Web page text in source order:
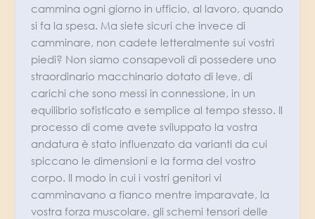
cammina ogni giorno in ufficio, al lavoro, quando
si fa la spesa. Ma siete sicuri che invece di
camminare, non cadete letteralmente sui vostri
piedi? Non siamo consapevoli di possedere uno
straordinario macchinario dotato di leve, di
carichi che sono messi in connessione, in un
equilibrio sofisticato e semplice al tempo stesso. Il
processo di come avete sviluppato la vostra
andatura è stato influenzato da varianti da cui
spiccano le dimensioni e la forma del vostro
corpo. Il modo in cui i vostri genitori vi
camminavano a fianco mentre imparavate, la
vostra forza muscolare, gli schemi tensori delle